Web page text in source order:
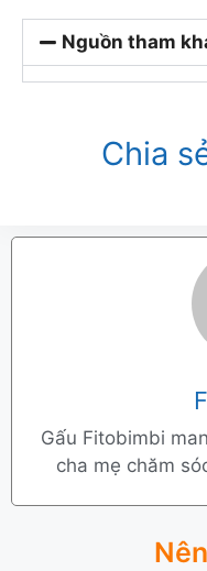
Nguồn tham
Chia
Gấu Fitobimbi
cha mẹ chăm